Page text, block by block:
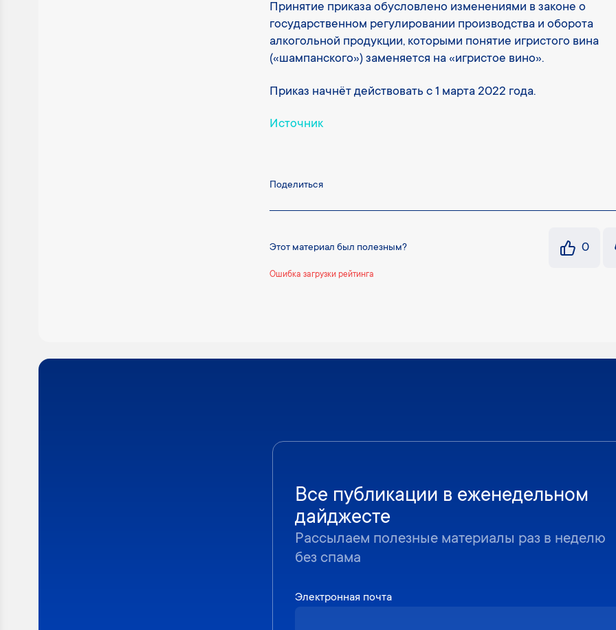
Принятие приказа обусловлено изменениями в законе о
государственном регулировании производства и оборота
алкогольной продукции, которыми понятие игристого вина
(«шампанского») заменяется на «игристое вино».
Приказ начнёт действовать с 1 марта 2022 года.
Источник
Поделиться
Этот материал был полезным? 0
Ошибка загрузки рейтинга
Все публикации в еженедельном
дайджесте
Рассылаем полезные материалы раз в неделю
без спама
Электронная почта